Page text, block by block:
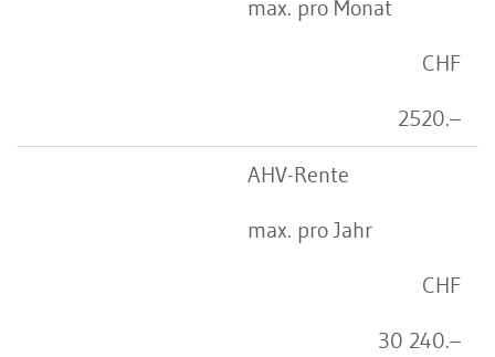
max. pro Monat
CHF
2520.–
AHV-Rente
max. pro Jahr
CHF
30 240.–